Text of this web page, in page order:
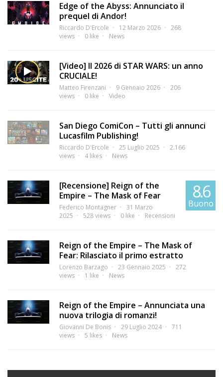
Edge of the Abyss: Annunciato il
prequel di Andor!
Riccardo D'Ercole 12 Marzo 2026
268
views
0 like News
[Video] Il 2026 di STAR WARS: un anno
CRUCIALE!
Matteo Firenzani 9 Gennaio 2026
206
views
0 like Video
San Diego ComiCon – Tutti gli annunci
Lucasfilm Publishing!
Riccardo D'Ercole 25 Luglio 2025
2.166
views
4 likes News
[Recensione] Reign of the
Empire – The Mask of Fear
Federico Montagner
31 Marzo
2025
528 views 0 like Recensioni
8.6
Buono
Reign of the Empire – The Mask of
Fear: Rilasciato il primo estratto
Lorenzo Barzago 23 Gennaio 2025
272
views
1 like News
Reign of the Empire – Annunciata una
nuova trilogia di romanzi!
Giovanni De Bonis 29 Luglio 2024
711
views
5 likes News